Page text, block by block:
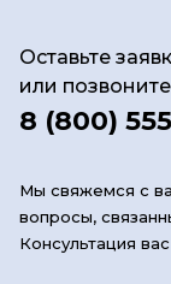
Оставьте
или
8 (800)
Мы свяжемся с
вопросы,
Консультация